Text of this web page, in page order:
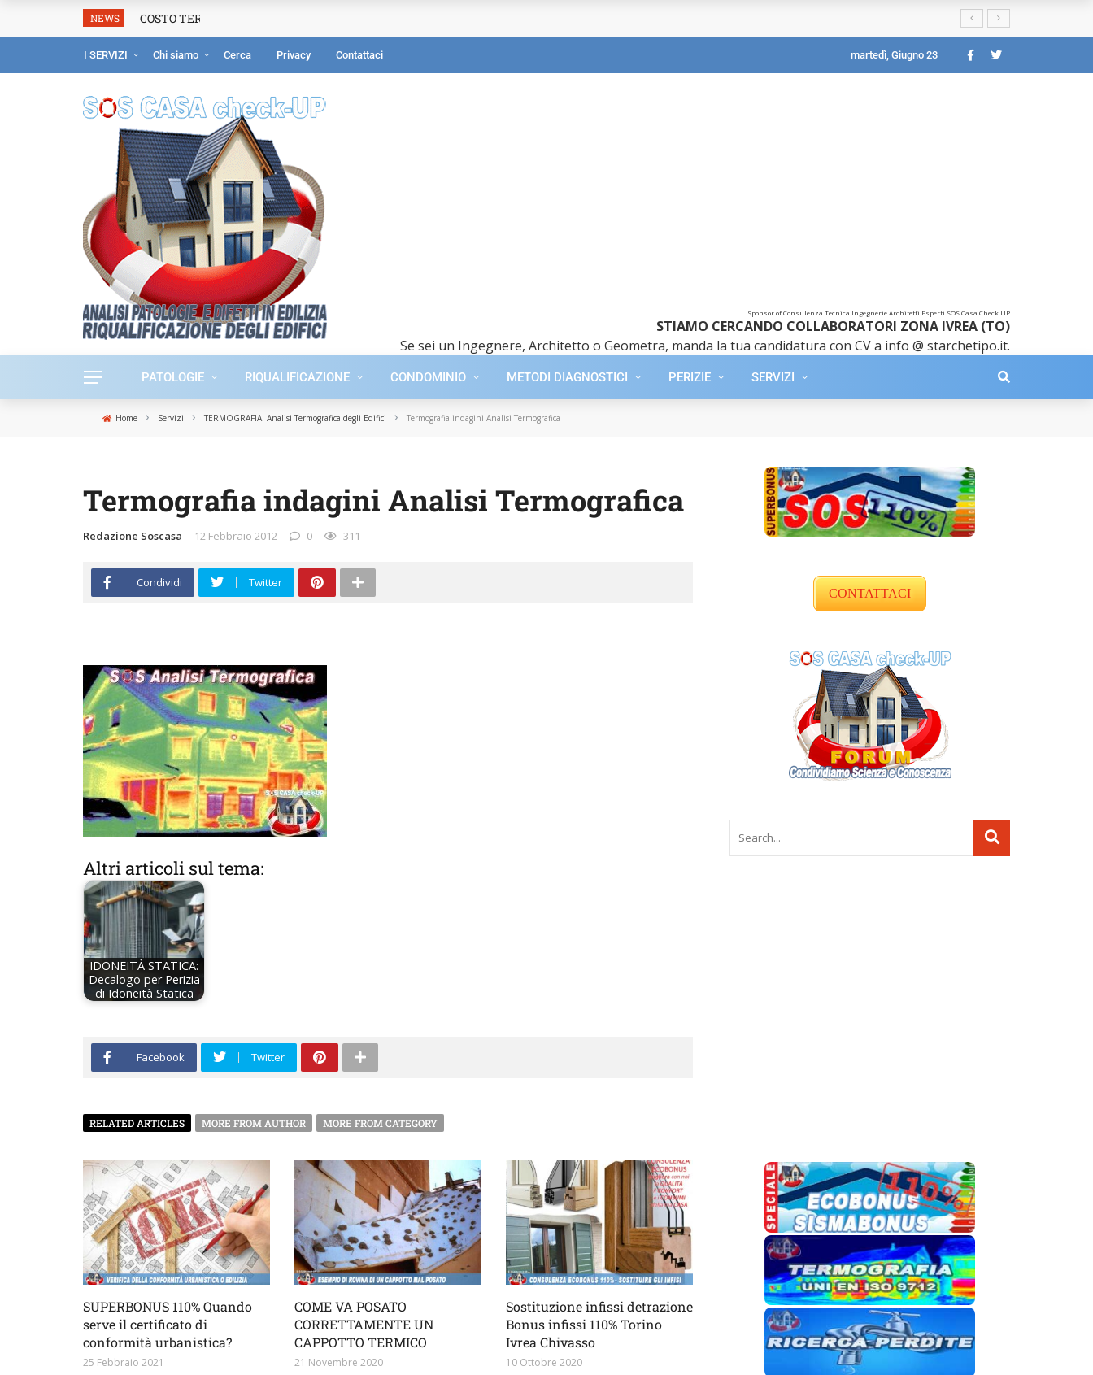
NEWS COSTO TERMOGRAFIA: prezzo perizia termografica?
I SERVIZI Chi siamo Cerca Privacy Contattaci martedì, Giugno 23
Sponsor of Consulenza Tecnica Ingegnerie Architetti Esperti SOS Casa Check UP
STIAMO CERCANDO COLLABORATORI ZONA IVREA (TO)
Se sei un Ingegnere, Architetto o Geometra, manda la tua candidatura con CV a info @ starchetipo.it.
PATOLOGIE RIQUALIFICAZIONE CONDOMINIO METODI DIAGNOSTICI PERIZIE SERVIZI
Home › Servizi › TERMOGRAFIA: Analisi Termografica degli Edifici › Termografia indagini Analisi Termografica
Termografia indagini Analisi Termografica
Redazione Soscasa 12 Febbraio 2012 0 311
Condividi Twitter
Altri articoli sul tema:
IDONEITÀ STATICA:
Decalogo per Perizia
di Idoneità Statica
Facebook Twitter
RELATED ARTICLES MORE FROM AUTHOR MORE FROM CATEGORY
SUPERBONUS 110% Quando
serve il certificato di
conformità urbanistica?
25 Febbraio 2021
COME VA POSATO
CORRETTAMENTE UN
CAPPOTTO TERMICO
21 Novembre 2020
Sostituzione infissi detrazione
Bonus infissi 110% Torino
Ivrea Chivasso
10 Ottobre 2020
CONTATTACI